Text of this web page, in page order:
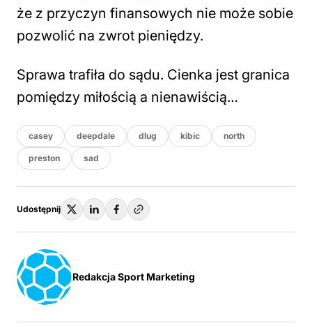
że z przyczyn finansowych nie może sobie
pozwolić na zwrot pieniędzy.
Sprawa trafiła do sądu. Cienka jest granica
pomiędzy miłością a nienawiścią…
casey deepdale dlug kibic north
preston sad
Udostępnij
Redakcja Sport Marketing